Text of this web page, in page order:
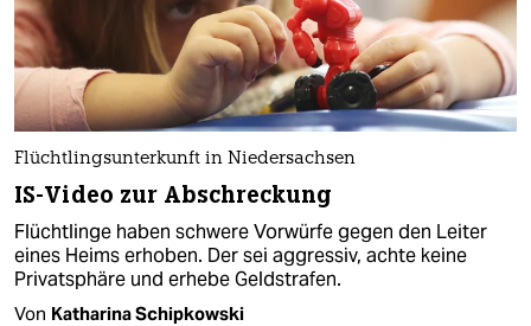
Flüchtlingsunterkunft in Niedersachsen
IS-Video zur Abschreckung
Flüchtlinge haben schwere Vorwürfe gegen den Leiter
eines Heims erhoben. Der sei aggressiv, achte keine
Privatsphäre und erhebe Geldstrafen.
Von Katharina Schipkowski